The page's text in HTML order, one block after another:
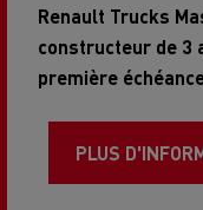
Renault Trucks
constructeur de 3
première
PLUS